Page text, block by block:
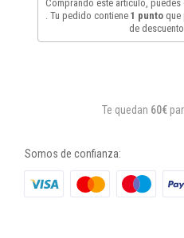
Comprando este artículo,
. Tu pedido contiene 1 punto que
de
Te quedan 60€
Somos de confianza: